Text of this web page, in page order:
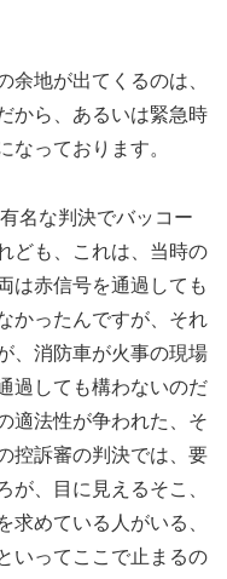
余地が出てくるのは、
から、あるいは緊急時
なっております。
名な判決でバッコー
ども、これは、当時の
は赤信号を通過しても
かったんですが、それ
、消防車が火事の現場
過しても構わないのだ
適法性が争われた、そ
控訴審の判決では、要
が、目に見えるそこ、
求めている人がいる、
いってここで止まるの